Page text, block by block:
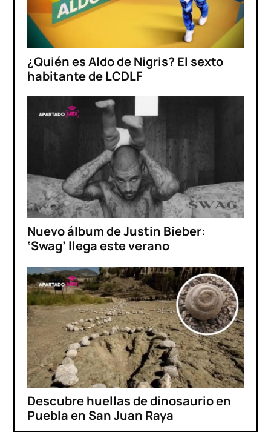
¿Quién es Aldo de Nigris? El sexto
habitante de LCDLF
Nuevo álbum de Justin Bieber:
‘Swag’ llega este verano
Descubre huellas de dinosaurio en
Puebla en San Juan Raya